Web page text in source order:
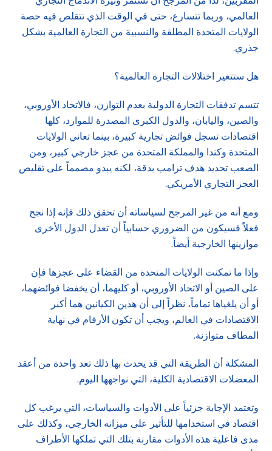
العالمي، وربما تتسارع، حتى في الوقت الذي تتقلص فيه حصة
الولايات المتحدة المطلقة والنسبية من التجارة العالمية بشكل
جذري.
هل ستتغير اختلالات التجارة العالمية؟
تتسم تدفقات التجارة الدولية بعدم التوازن، فالاتحاد الأوروبي،
والصين، واليابان، والدول الكبرى المصدرة للموارد، كلها
اقتصادات تسجل فوائض تجارية كبيرة، بينما تعاني الولايات
المتحدة وكندا والمملكة المتحدة من عجز خارجي كبير، ومن
الصعب تحديد هدف ترامب بدقة، لكنه يبدو مصمماً على تقليص
العجز التجاري الأمريكي.
ومع أنه من غير المرجح لسياساته أن تحقق ذلك فإنه إذا نجح
فعلاً فسيكون من الضروري حسابياً أن تعدل الدول الأخرى
موازينها الخارجية أيضاً.
وإذا ما تمكنت الولايات المتحدة من القضاء على عجزها فإن
على الصين أو الاتحاد الأوروبي، أو كليهما، أن يخفضا فوائضهما،
أو أن يلغياها تماماً، نظراً إلى أن هذين الكيانين هما أكبر
الاقتصادات في العالم، ويجب أن تكون الأرقام في نهاية
المطاف متوازنة.
المشكلة أن الطريقة التي قد يحدث بها ذلك تعد واحدة من أعقد
المعضلات الاقتصادية الكلية، التي نواجهها اليوم.
وتعتمد الإجابة جزئياً على الأدوات والسياسات، التي يرغب كل
اقتصاد في استخدامها للتأثير على ميزانه الخارجي، وكذلك على
مدى فاعلية هذه الأدوات مقارنة بتلك التي تملكها الأطراف